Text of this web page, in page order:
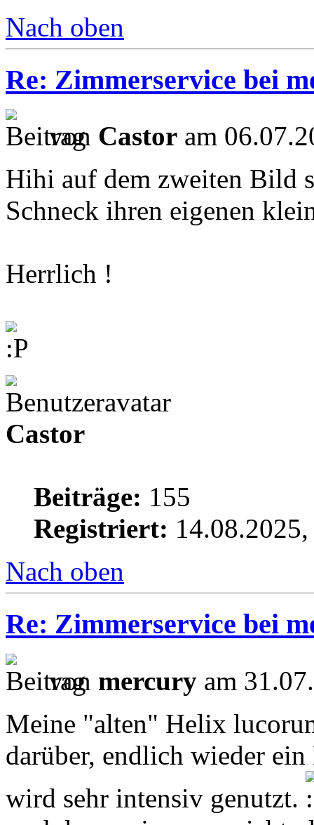
Nach oben
Re: Zimmerservice bei
von Castor am
Hihi auf dem zweiten Bild
Schneck ihren eigenen
Herrlich !
Castor
Beiträge: 155
Registriert:
Nach oben
Re: Zimmerservice bei
von mercury am
Meine "alten" Helix
darüber, endlich wieder
wird sehr intensiv genutzt.